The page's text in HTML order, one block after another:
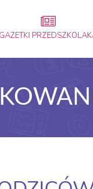
GAZETKI